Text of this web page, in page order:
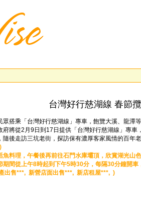
台灣好行慈湖線 春節
搭乘「台灣好行慈湖線」專車，飽覽大溪、龍
將從2月9日到17日提供「台灣好行慈湖線」專
後走訪三坑老街，探訪保有濃厚客家風情的百年
料理，午餐後再前往石門水庫壩頂，欣賞湖光
間從上午8時起到下午5時30分，每隔30分鐘開
出售***, 新營店面出售***, 新店租屋***, )